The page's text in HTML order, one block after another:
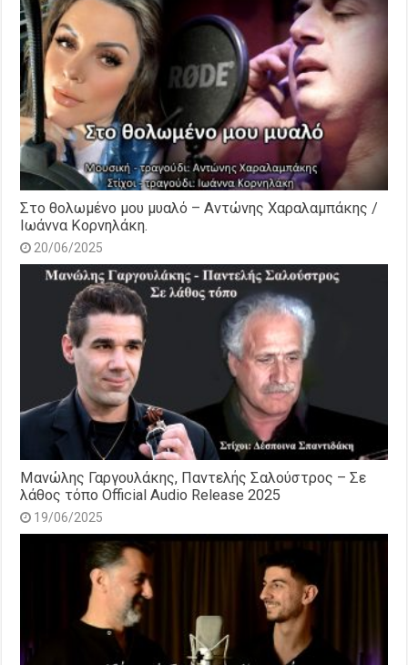
Στο θολωμένο μου μυαλό – Αντώνης Χαραλαμπάκης /
Ιωάννα Κορνηλάκη.
20/06/2025
Μανώλης Γαργουλάκης, Παντελής Σαλούστρος – Σε
λάθος τόπο Official Audio Release 2025
19/06/2025